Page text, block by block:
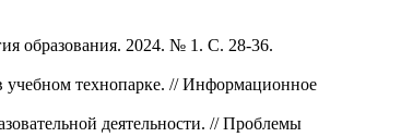
образования. 2024. № 1. С. 28-36.
учебном технопарке. // Информационное
деятельности. // Проблемы